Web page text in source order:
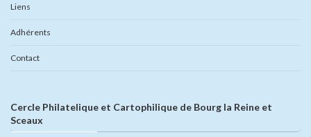
Liens
Adhérents
Contact
Cercle Philatelique et Cartophilique de Bourg la Reine et
Sceaux